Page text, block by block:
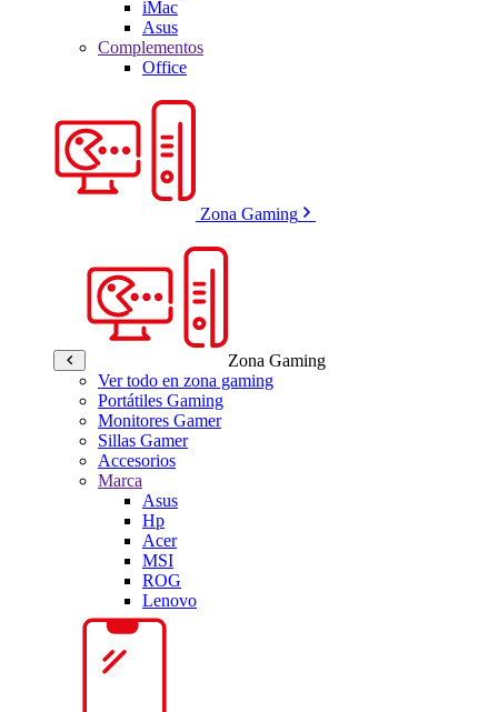
iMac
Asus
Complementos
Office
Zona Gaming
Zona Gaming
Ver todo en zona gaming
Portátiles Gaming
Monitores Gamer
Sillas Gamer
Accesorios
Marca
Asus
Hp
Acer
MSI
ROG
Lenovo